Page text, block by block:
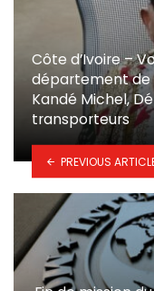
Côte d’Ivoire –
département de
Kandé Michel,
transporteurs
PREVIOUS